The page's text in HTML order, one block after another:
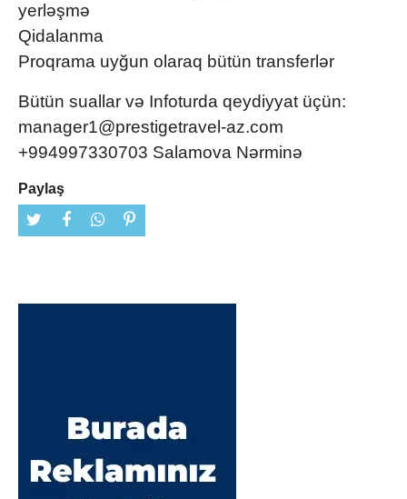
yerləşmə
Qidalanma
Proqrama uyğun olaraq bütün transferlər
Bütün suallar və Infoturda qeydiyyat üçün:
manager1@prestigetravel-az.com
+994997330703 Salamova Nərminə
Paylaş